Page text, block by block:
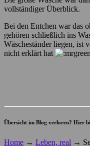
vollständiger Überblick.
Bei den Entchen war das
gehören schließlich ins
Wäscheständer liegen, ist
nicht erklärt hat
Übersicht im Blog verloren? Hier
Home → Leben, real →